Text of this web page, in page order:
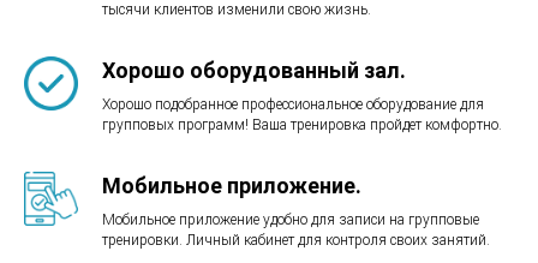
тысячи клиентов изменили свою жизнь.
Хорошо оборудованный зал.
Хорошо подобранное профессиональное оборудование для
групповых программ! Ваша тренировка пройдет комфортно.
Мобильное приложение.
Мобильное приложение удобно для записи на групповые
тренировки. Личный кабинет для контроля своих занятий.